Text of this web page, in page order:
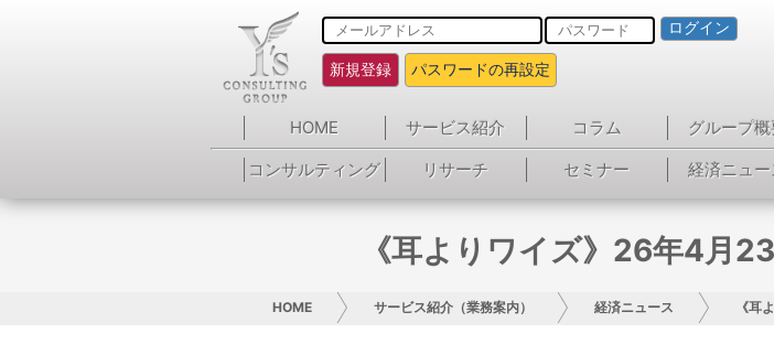
ログイン
新規登録 パスワードの再設定
HOME サービス紹介 コラム グループ
コンサルティング
リサーチ セミナー 経済ニュー
《耳よりワイズ》26年4月
HOME サービス紹介（業務案内） 経済ニュース 《耳